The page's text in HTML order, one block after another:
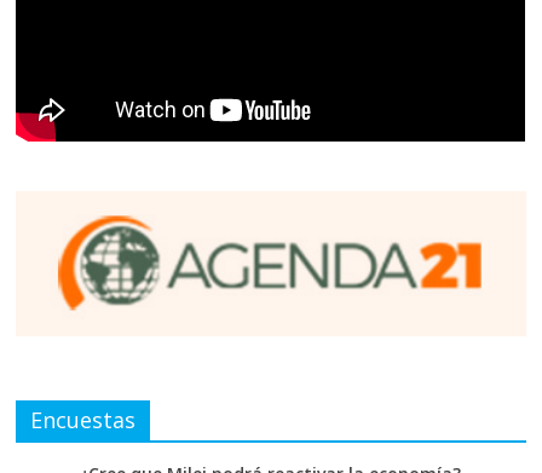
Encuestas